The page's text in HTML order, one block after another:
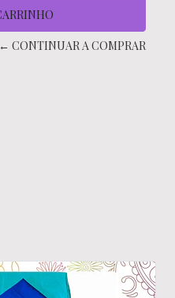
← CONTINUAR A COMPRAR